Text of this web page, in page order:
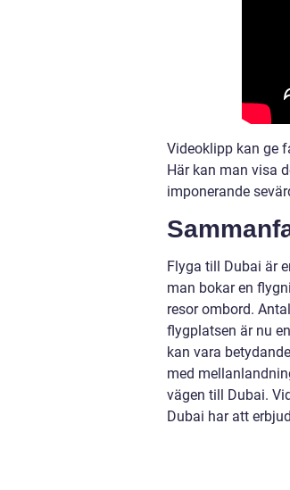
Videoklipp kan ge
Här kan man visa
imponerande
Flyga till Dubai är
man bokar en
resor ombord.
flygplatsen är nu
kan vara
med
vägen till Dubai.
Dubai har att